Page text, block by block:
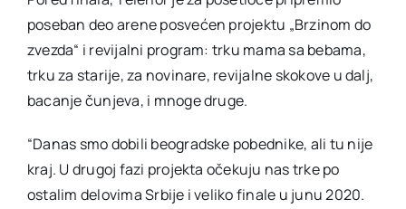
poseban deo arene posvećen projektu „Brzinom do
zvezda“ i revijalni program: trku mama sa bebama,
trku za starije, za novinare, revijalne skokove u dalj,
bacanje čunjeva, i mnoge druge.
“Danas smo dobili beogradske pobednike, ali tu nije
kraj. U drugoj fazi projekta očekuju nas trke po
ostalim delovima Srbije i veliko finale u junu 2020.